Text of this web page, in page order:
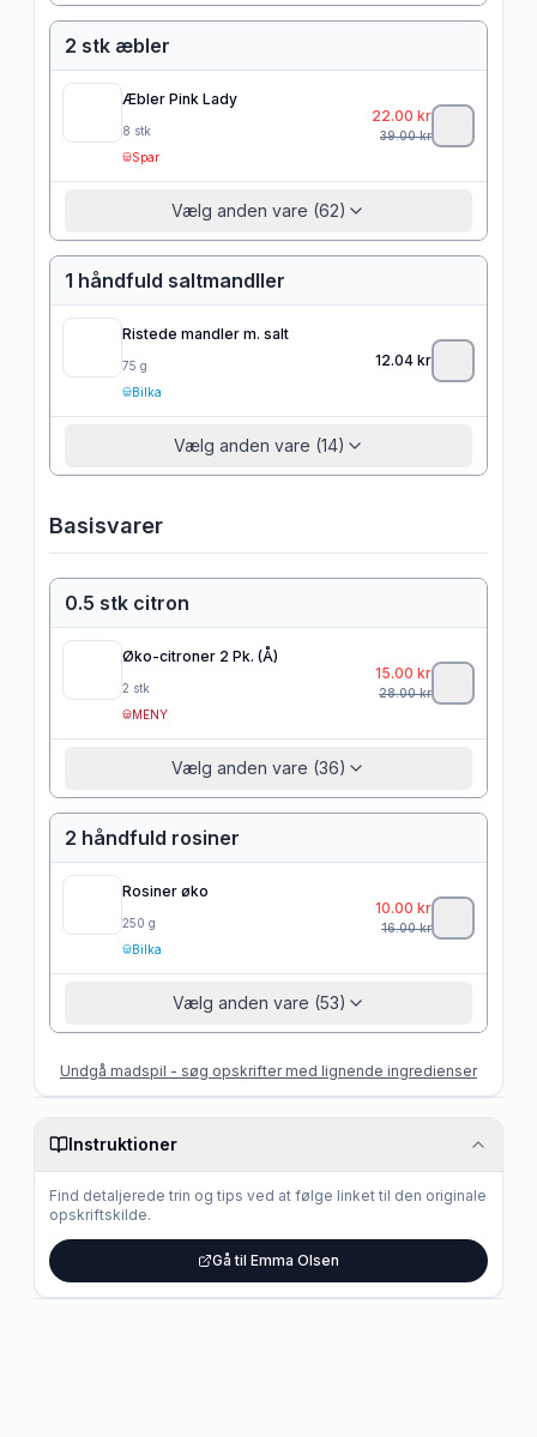
2 stk æbler
Æbler Pink Lady
8 stk
Spar
22.00 kr
39.00kr
Vælg anden vare (62)
1 håndfuld saltmandller
Ristede mandler m. salt
75 g
Bilka
12.04 kr
Vælg anden vare (14)
Basisvarer
0.5 stk citron
Øko-citroner 2 Pk. (Å)
2 stk
MENY
15.00 kr
28.00kr
Vælg anden vare (36)
2 håndfuld rosiner
Rosiner øko
250 g
Bilka
10.00 kr
16.00kr
Vælg anden vare (53)
Undgå madspil - søg opskrifter med lignende ingredienser
Instruktioner
Find detaljerede trin og tips ved at følge linket til den originale
opskriftskilde.
Gå til Emma Olsen